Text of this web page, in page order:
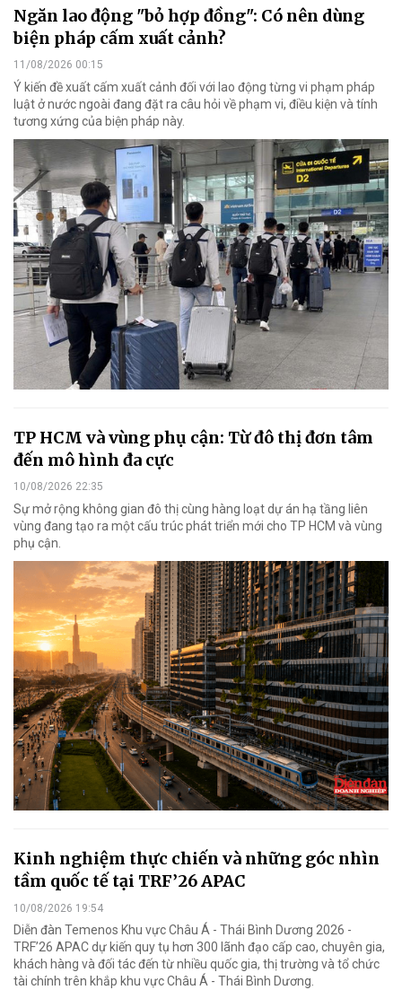
Ngăn lao động "bỏ hợp đồng": Có nên dùng
biện pháp cấm xuất cảnh?
11/08/2026 00:15
Ý kiến đề xuất cấm xuất cảnh đối với lao động từng vi phạm pháp
luật ở nước ngoài đang đặt ra câu hỏi về phạm vi, điều kiện và tính
tương xứng của biện pháp này.
TP HCM và vùng phụ cận: Từ đô thị đơn tâm
đến mô hình đa cực
10/08/2026 22:35
Sự mở rộng không gian đô thị cùng hàng loạt dự án hạ tầng liên
vùng đang tạo ra một cấu trúc phát triển mới cho TP HCM và vùng
phụ cận.
Kinh nghiệm thực chiến và những góc nhìn
tầm quốc tế tại TRF’26 APAC
10/08/2026 19:54
Diễn đàn Temenos Khu vực Châu Á - Thái Bình Dương 2026 -
TRF’26 APAC dự kiến quy tụ hơn 300 lãnh đạo cấp cao, chuyên gia,
khách hàng và đối tác đến từ nhiều quốc gia, thị trường và tổ chức
tài chính trên khắp khu vực Châu Á - Thái Bình Dương.